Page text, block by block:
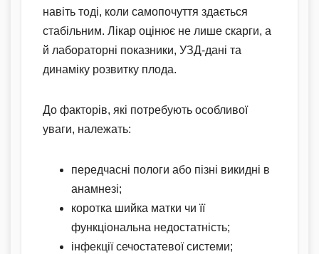
навіть тоді, коли самопочуття здається
стабільним. Лікар оцінює не лише скарги, а
й лабораторні показники, УЗД-дані та
динаміку розвитку плода.
До факторів, які потребують особливої
уваги, належать:
передчасні пологи або пізні викидні в
анамнезі;
коротка шийка матки чи її
функціональна недостатність;
інфекції сечостатевої системи;